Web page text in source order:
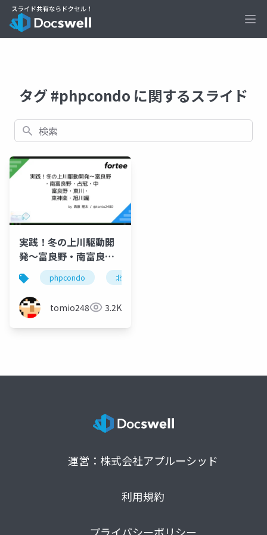
タグ #phpcondo に関するスライド
検索
実践！冬の上川駆動開
発〜富良野・南富良
野・占冠・中富良野・
東川・東神楽・旭川編
phpcondo 北海道
tomio2480 3.2K
運営：株式会社アプルーシッド
利用規約
プライバシーポリシー